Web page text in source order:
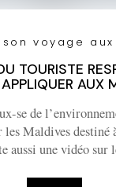
voyage
TOURISTE
AUX
se de
les Maldives destiné
aussi une vidéo